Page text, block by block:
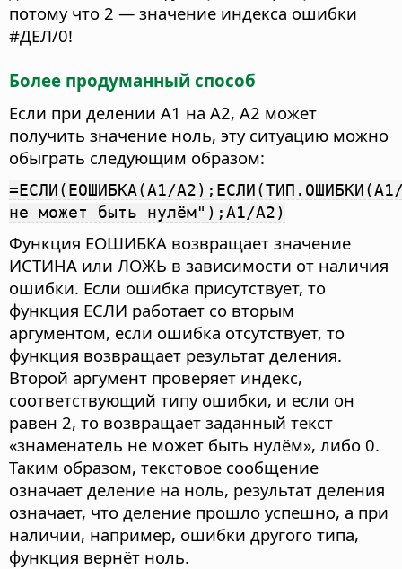
потому что 2 — значение индекса ошибки
#ДЕЛ/0!
Более продуманный способ
Если при делении A1 на A2, A2 может
получить значение ноль, эту ситуацию можно
обыграть следующим образом:
=ЕСЛИ(ЕОШИБКА(A1/
не может быть нулём");A1/A2)
Функция ЕОШИБКА возвращает значение
ИСТИНА или ЛОЖЬ в зависимости от наличия
ошибки. Если ошибка присутствует, то
функция ЕСЛИ работает со вторым
аргументом, если ошибка отсутствует, то
функция возвращает результат деления.
Второй аргумент проверяет индекс,
соответствующий типу ошибки, и если он
равен 2, то возвращает заданный текст
«знаменатель не может быть нулём», либо 0.
Таким образом, текстовое сообщение
означает деление на ноль, результат деления
означает, что деление прошло успешно, а при
наличии, например, ошибки другого типа,
функция вернёт ноль.